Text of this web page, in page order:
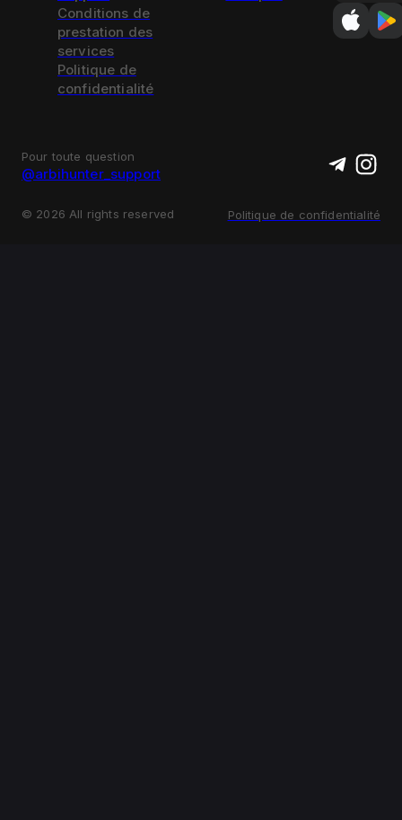
Conditions de
prestation des
services
Politique de
confidentialité
Pour toute question
@arbihunter_support
© 2026 All rights reserved Politique de confidentialité